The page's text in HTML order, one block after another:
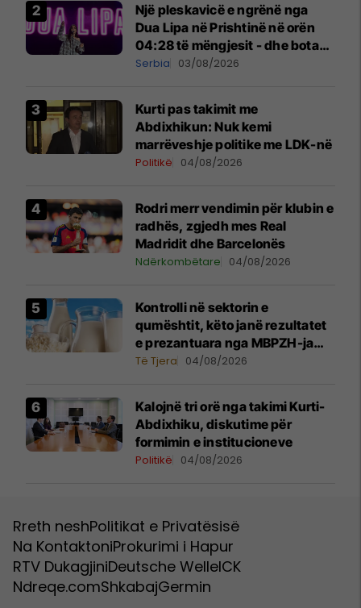
Një pleskavicë e ngrënë nga
Dua Lipa në Prishtinë në orën
04:28 të mëngjesit - dhe bota
digjitale serbe shpall gjendjen e
Serbia 03/08/2026
Kurti pas takimit me
Abdixhikun: Nuk kemi
marrëveshje politike me LDK-në
Politikë 04/08/2026
Rodri merr vendimin për klubin e
radhës, zgjedh mes Real
Madridit dhe Barcelonës
Ndërkombëtare 04/08/2026
Kontrolli në sektorin e
qumështit, këto janë rezultatet
e prezantuara nga MBPZH-ja
dhe AUV
Të Tjera 04/08/2026
Kalojnë tri orë nga takimi Kurti-
Abdixhiku, diskutime për
formimin e institucioneve
Politikë 04/08/2026
Rreth neshPolitikat e Privatësisë
Na KontaktoniProkurimi i Hapur
RTV DukagjiniDeutsche WelleICK
Ndreqe.comShkabajGermin